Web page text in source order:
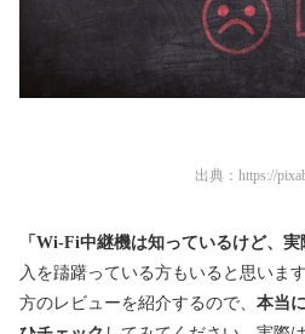
出典： https://
「Wi-Fi中継機は知っているけど、実
入を躊躇っている方もいると思いま
方のレビューを紹介するので、 本当